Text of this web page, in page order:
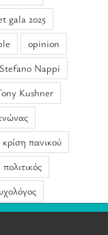
gala 2025
opinion
Stefano Nappi
Kushner
κρίση πανικού
πολιτικός